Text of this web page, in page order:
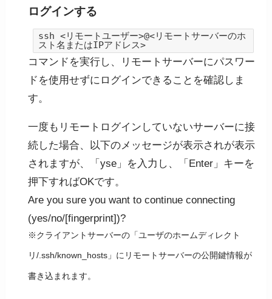
ログインする
ssh <リモートユーザー>@<リモートサーバーのホ
スト名またはIPアドレス>
コマンドを実行し、リモートサーバーにパスワー
ドを使用せずにログインできることを確認しま
す。
一度もリモートログインしていないサーバーに接
続した場合、以下のメッセージが表示されが表示
されますが、「yse」を入力し、「Enter」キーを
押下すればOKです。
Are you sure you want to continue connecting
(yes/no/[fingerprint])?
※クライアントサーバーの「ユーザのホームディレクト
リ/.ssh/known_hosts」にリモートサーバーの公開鍵情報が
書き込まれます。